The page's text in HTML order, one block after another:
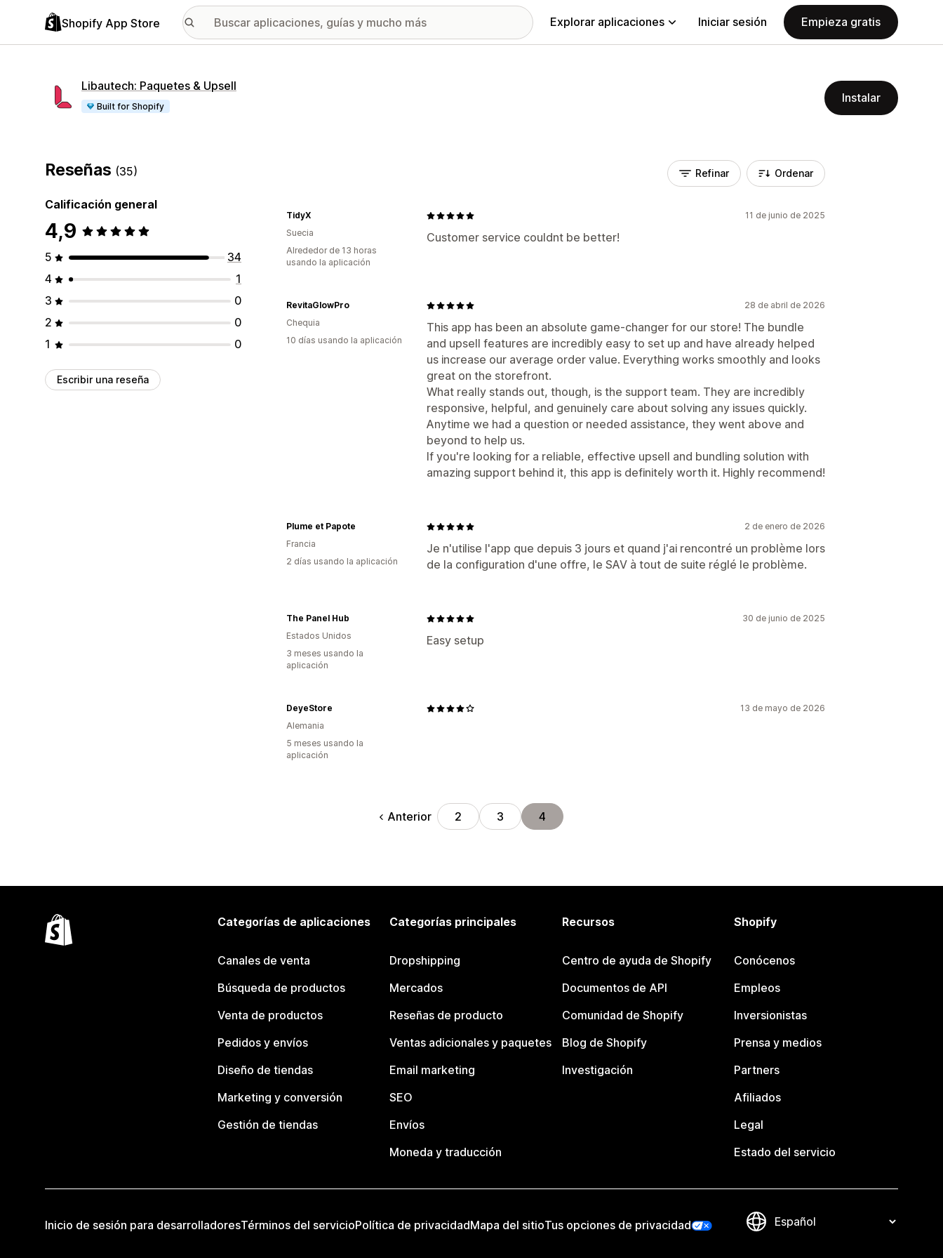
Shopify App Store Explorar aplicaciones Iniciar sesión Empieza gratis
Libautech: Paquetes & Upsell
Built for Shopify
Instalar
Reseñas (35)
Calificación general
4,9
5
34
4
1
3
0
2
0
1
0
Escribir una reseña
Refinar Ordenar
11 de junio de 2025
Customer service couldnt be better!
TidyX
Suecia
Alrededor de 13 horas
usando la aplicación
28 de abril de 2026
This app has been an absolute game-changer for our store! The bundle
and upsell features are incredibly easy to set up and have already helped
us increase our average order value. Everything works smoothly and looks
great on the storefront.
What really stands out, though, is the support team. They are incredibly
responsive, helpful, and genuinely care about solving any issues quickly.
Anytime we had a question or needed assistance, they went above and
beyond to help us.
If you're looking for a reliable, effective upsell and bundling solution with
amazing support behind it, this app is definitely worth it. Highly recommend!
RevitaGlowPro
Chequia
10 días usando la aplicación
2 de enero de 2026
Je n'utilise l'app que depuis 3 jours et quand j'ai rencontré un problème lors
de la configuration d'une offre, le SAV à tout de suite réglé le problème.
Plume et Papote
Francia
2 días usando la aplicación
30 de junio de 2025
Easy setup
The Panel Hub
Estados Unidos
3 meses usando la
aplicación
13 de mayo de 2026
DeyeStore
Alemania
5 meses usando la
aplicación
Anterior 2 3 4
Categorías de aplicaciones
Canales de venta
Búsqueda de productos
Venta de productos
Pedidos y envíos
Diseño de tiendas
Marketing y conversión
Gestión de tiendas
Categorías principales
Dropshipping
Mercados
Reseñas de producto
Ventas adicionales y paquetes
Email marketing
SEO
Envíos
Moneda y traducción
Recursos
Centro de ayuda de Shopify
Documentos de API
Comunidad de Shopify
Blog de Shopify
Investigación
Shopify
Conócenos
Empleos
Inversionistas
Prensa y medios
Partners
Afiliados
Legal
Estado del servicio
Inicio de sesión para desarrolladoresTérminos del servicioPolítica de privacidadMapa del sitioTus opciones de privacidad